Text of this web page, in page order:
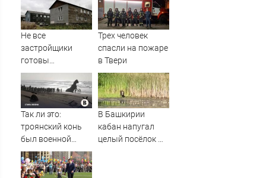
аналитик
констатирует
смену настроений
» PolitCentr-NEWS
обучения
Не все
застройщики
готовы
участвовать в
расселении
«авариек» в
Мурманске
Трех человек
спасли на пожаре
в Твери
Так ли это:
троянский конь
был военной
хитростью
Одиссея?
В Башкирии
кабан напугал
целый посёлок —